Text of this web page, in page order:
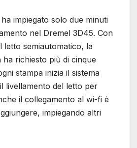
impiegato solo due minuti
nel Dremel 3D45. Con
letto semiautomatico, la
richiesto più di cinque
stampa inizia il sistema
livellamento del letto per
il collegamento al wi-fi è
impiegando altri